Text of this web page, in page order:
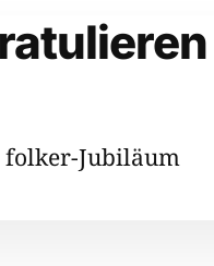
folker-Jubiläum